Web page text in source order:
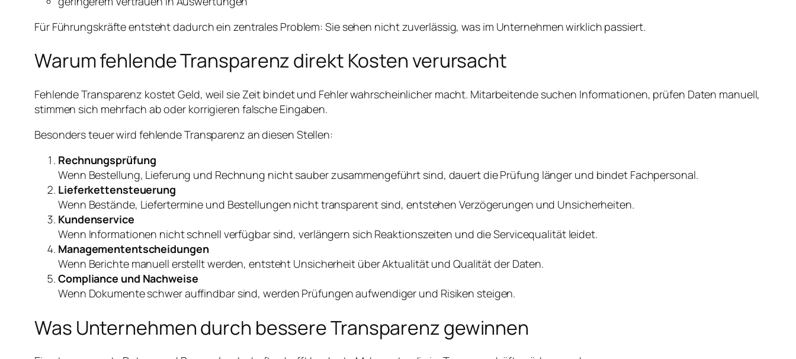
Für Führungskräfte entsteht dadurch ein zentrales Problem: Sie sehen nicht zuverlässig, was im Unternehmen wirklich passiert.
Warum fehlende Transparenz direkt Kosten verursacht
Fehlende Transparenz kostet Geld, weil sie Zeit bindet und Fehler wahrscheinlicher macht. Mitarbeitende suchen Informationen, prüfen Daten manuell,
stimmen sich mehrfach ab oder korrigieren falsche Eingaben.
Besonders teuer wird fehlende Transparenz an diesen Stellen:
Rechnungsprüfung
Wenn Bestellung, Lieferung und Rechnung nicht sauber zusammengeführt sind, dauert die Prüfung länger und bindet Fachpersonal.
Lieferkettensteuerung
Wenn Bestände, Liefertermine und Bestellungen nicht transparent sind, entstehen Verzögerungen und Unsicherheiten.
Kundenservice
Wenn Informationen nicht schnell verfügbar sind, verlängern sich Reaktionszeiten und die Servicequalität leidet.
Managemententscheidungen
Wenn Berichte manuell erstellt werden, entsteht Unsicherheit über Aktualität und Qualität der Daten.
Compliance und Nachweise
Wenn Dokumente schwer auffindbar sind, werden Prüfungen aufwendiger und Risiken steigen.
Was Unternehmen durch bessere Transparenz gewinnen